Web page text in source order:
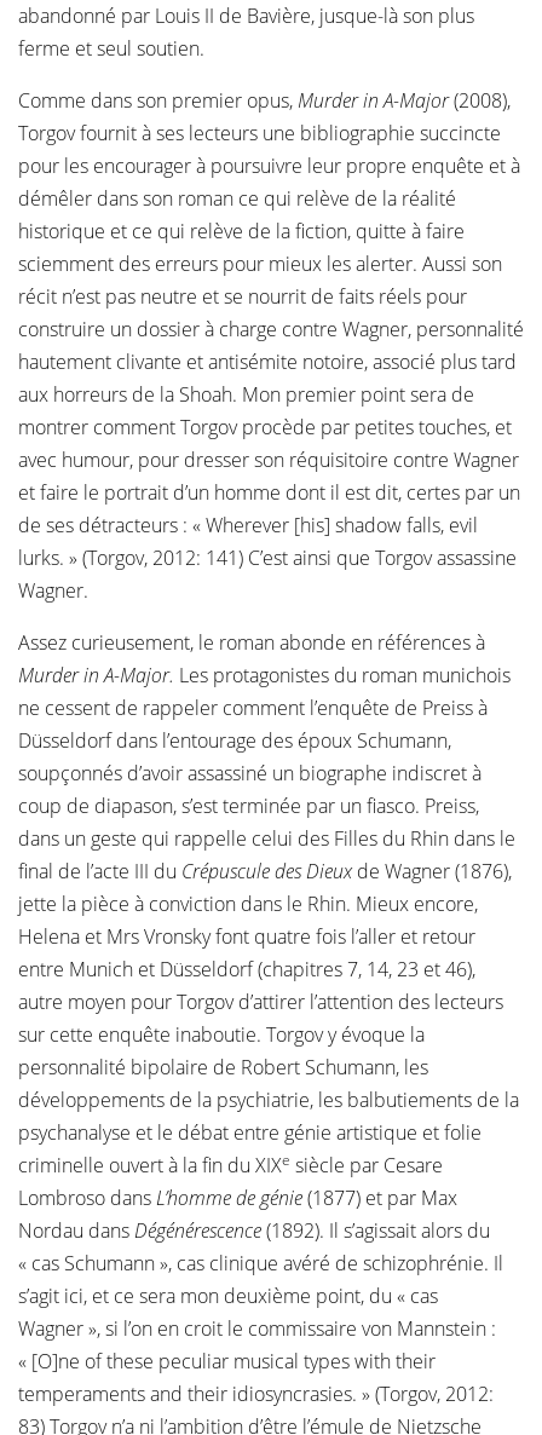
abandonné par Louis II de Bavière, jusque-là son plus
ferme et seul soutien.
Comme dans son premier opus, Murder in A-Major(2008),
Torgov fournit à ses lecteurs une bibliographie succincte
pour les encourager à poursuivre leur propre enquête et à
démêler dans son roman ce qui relève de la réalité
historique et ce qui relève de la fiction, quitte à faire
sciemment des erreurs pour mieux les alerter. Aussi son
récit n’est pas neutre et se nourrit de faits réels pour
construire un dossier à charge contre Wagner, personnalité
hautement clivante et antisémite notoire, associé plus tard
aux horreurs de la Shoah. Mon premier point sera de
montrer comment Torgov procède par petites touches, et
avec humour, pour dresser son réquisitoire contre Wagner
et faire le portrait d’un homme dont il est dit, certes par un
de ses détracteurs : « Wherever [his] shadow falls, evil
lurks. » (Torgov, 2012: 141) C’est ainsi que Torgov assassine
Wagner.
Assez curieusement, le roman abonde en références à
Murder in A-Major. Les protagonistes du roman munichois
ne cessent de rappeler comment l’enquête de Preiss à
Düsseldorf dans l’entourage des époux Schumann,
soupçonnés d’avoir assassiné un biographe indiscret à
coup de diapason, s’est terminée par un fiasco. Preiss,
dans un geste qui rappelle celui des Filles du Rhin dans le
final de l’acte III du Crépuscule des Dieuxde Wagner (1876),
jette la pièce à conviction dans le Rhin. Mieux encore,
Helena et Mrs Vronsky font quatre fois l’aller et retour
entre Munich et Düsseldorf (chapitres 7, 14, 23 et 46),
autre moyen pour Torgov d’attirer l’attention des lecteurs
sur cette enquête inaboutie. Torgov y évoque la
personnalité bipolaire de Robert Schumann, les
développements de la psychiatrie, les balbutiements de la
psychanalyse et le débat entre génie artistique et folie
criminelle ouvert à la fin du XIXe siècle par Cesare
Lombroso dansL’homme de génie(1877) et par Max
Nordau dansDégénérescence(1892). Il s’agissait alors du
« cas Schumann », cas clinique avéré de schizophrénie. Il
s’agit ici, et ce sera mon deuxième point, du « cas
Wagner », si l’on en croit le commissaire von Mannstein :
« [O]ne of these peculiar musical types with their
temperaments and their idiosyncrasies. » (Torgov, 2012:
83) Torgov n’a ni l’ambition d’être l’émule de Nietzsche